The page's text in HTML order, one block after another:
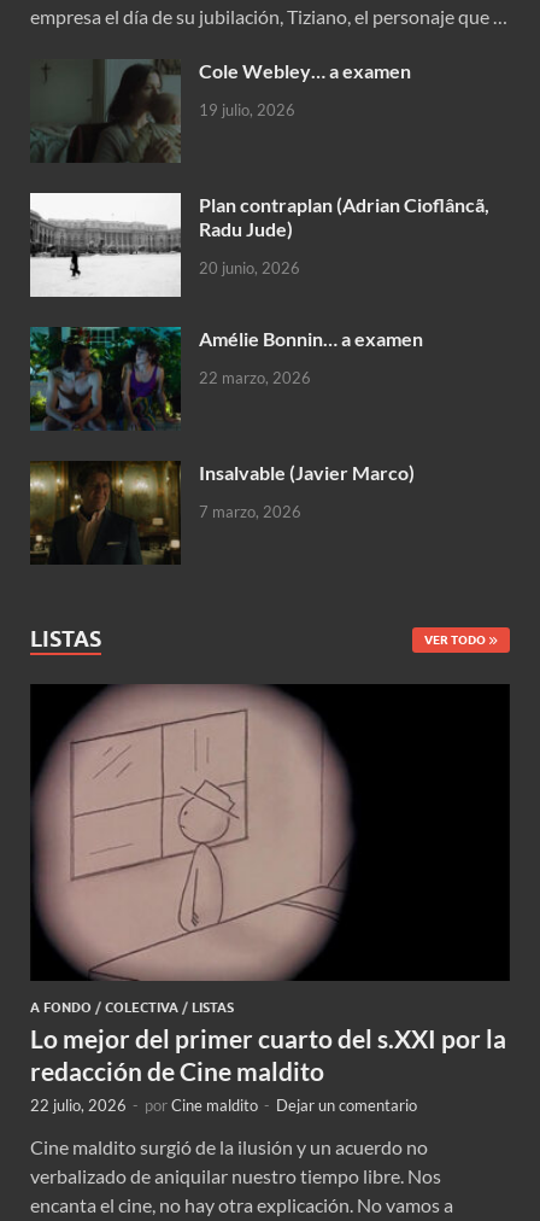
empresa el día de su jubilación, Tiziano, el personaje que …
Cole Webley… a examen
19 julio, 2026
Plan contraplan (Adrian Cioflâncã,
Radu Jude)
20 junio, 2026
Amélie Bonnin… a examen
22 marzo, 2026
Insalvable (Javier Marco)
7 marzo, 2026
LISTAS VER TODO
A FONDO / COLECTIVA / LISTAS
Lo mejor del primer cuarto del s.XXI por la
redacción de Cine maldito
22 julio, 2026 - porCine maldito - Dejar un comentario
Cine maldito surgió de la ilusión y un acuerdo no
verbalizado de aniquilar nuestro tiempo libre. Nos
encanta el cine, no hay otra explicación. No vamos a